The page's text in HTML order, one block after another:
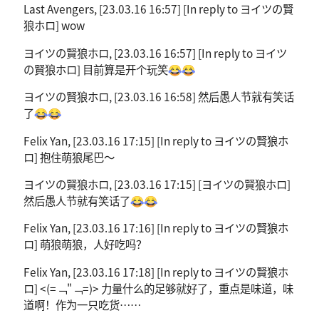
Last Avengers, [23.03.16 16:57] [In reply to ヨイツの賢
狼ホロ] wow
ヨイツの賢狼ホロ, [23.03.16 16:57] [In reply to ヨイツ
の賢狼ホロ] 目前算是开个玩笑😂😂
ヨイツの賢狼ホロ, [23.03.16 16:58] 然后愚人节就有笑话
了😂😂
Felix Yan, [23.03.16 17:15] [In reply to ヨイツの賢狼ホ
ロ] 抱住萌狼尾巴～
ヨイツの賢狼ホロ, [23.03.16 17:15] [ヨイツの賢狼ホロ]
然后愚人节就有笑话了😂😂
Felix Yan, [23.03.16 17:16] [In reply to ヨイツの賢狼ホ
ロ] 萌狼萌狼，人好吃吗？
Felix Yan, [23.03.16 17:18] [In reply to ヨイツの賢狼ホ
ロ] <(=﹁"﹁=)> 力量什么的足够就好了，重点是味道，味
道啊！作为一只吃货……